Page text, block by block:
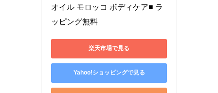
オイル モロッコ ボディケア■ ラ
ッピング無料
楽天市場で見る
Yahoo!ショッピングで見る